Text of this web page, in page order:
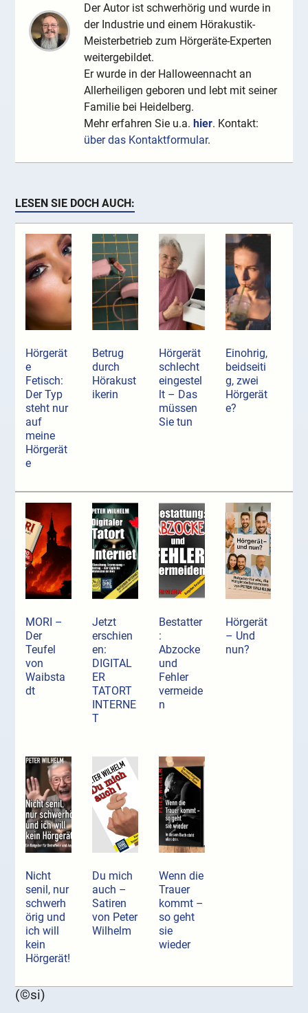
Der Autor ist schwerhörig und wurde in
der Industrie und einem Hörakustik-
Meisterbetrieb zum Hörgeräte-Experten
weitergebildet.
Er wurde in der Halloweennacht an
Allerheiligen geboren und lebt mit seiner
Familie bei Heidelberg.
Mehr erfahren Sie u.a.hier. Kontakt:
über das Kontaktformular.
LESEN SIE DOCH AUCH:
Hörgerät
e
Fetisch:
Der Typ
steht nur
auf
meine
Hörgerät
e
Betrug
durch
Hörakust
ikerin
Hörgerät
schlecht
eingestel
lt – Das
müssen
Sie tun
Einohrig,
beidseiti
g, zwei
Hörgerät
e?
MORI –
Der
Teufel
von
Waibsta
dt
Jetzt
erschien
en:
DIGITAL
ER
TATORT
INTERNE
T
Bestatter
:
Abzocke
und
Fehler
vermeide
n
Hörgerät
– Und
nun?
Nicht
senil, nur
schwerh
örig und
ich will
kein
Hörgerät!
Du mich
auch –
Satiren
von Peter
Wilhelm
Wenn die
Trauer
kommt –
so geht
sie
wieder
(©si)